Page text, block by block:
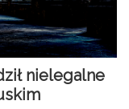
nielegalne